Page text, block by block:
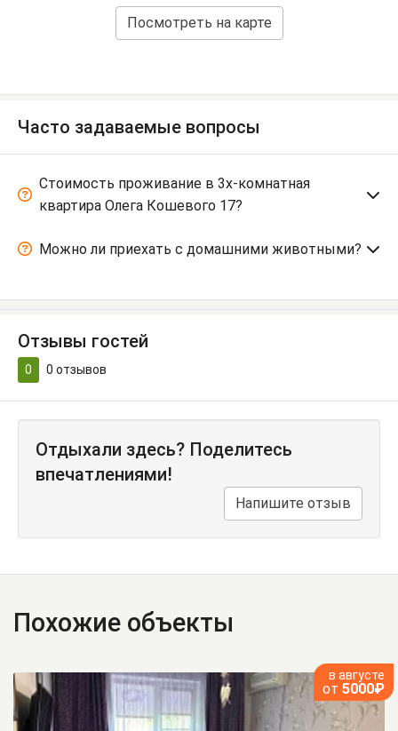
Посмотреть на карте
Часто задаваемые вопросы
Стоимость проживание в 3х-комнатная
квартира Олега Кошевого 17?
Можно ли приехать с домашними животными?
Отзывы гостей
0 0 отзывов
Отдыхали здесь? Поделитесь
впечатлениями!
Напишите отзыв
Похожие объекты
в августе
от 5000₽